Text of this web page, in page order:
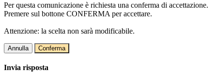
Per questa comunicazione è richiesta una conferma di accettazione.
Premere sul bottone CONFERMA per accettare.
Attenzione: la scelta non sarà modificabile.
Annulla Conferma
Invia risposta